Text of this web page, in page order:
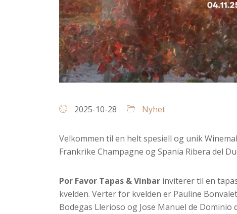
2025-10-28 Nyhet
Velkommen til en helt spesiell og unik
Frankrike Champagne og Spania Ribera del
Por Favor Tapas & Vinbar inviterer til en
kvelden. Verter for kvelden er Pauline
Bodegas Llerioso og Jose Manuel de Dominio